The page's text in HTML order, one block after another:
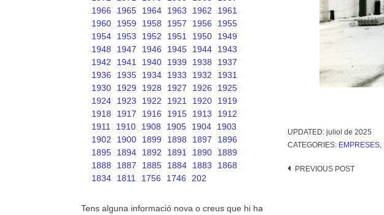
UPDATED: juliol de 2025
CATEGORIES: EMPRESES,
Post
PREVIOUS POST
1966
1965 1964 1963 1962
1961
1960
1959 1958 1957 1956
1955
1954
1953 1952 1951 1950
1949
1948
1947 1946 1945 1944
1943
1942
1941 1940 1939 1938
1937
1936
1935 1934 1933 1932
1931
1930
1929 1928 1927 1926
1925
1924
1923 1922 1921 1920
1919
1918
1917 1916 1915 1913
1912
1911
1910 1908 1905 1904
1903
1902
1900 1899 1898 1897
1896
1895
1894 1892 1891 1890
1889
1888
1887 1885 1884 1883
1868
1834
1811 1756 1746 202
Tens alguna informació nova o creus que hi ha